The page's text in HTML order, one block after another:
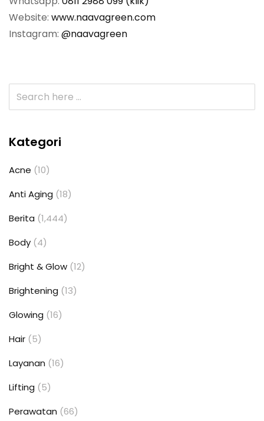
Website: www.naavagreen.com
Instagram: @naavagreen
Kategori
Acne (10)
Anti Aging (18)
Berita (1,444)
Body (4)
Bright & Glow (12)
Brightening (13)
Glowing (16)
Hair (5)
Layanan (16)
Lifting (5)
Perawatan (66)